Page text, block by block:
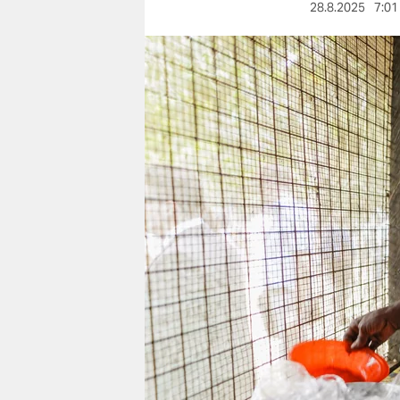
nord
wahrheit
verlag
verlag
veranstaltungen
shop
fragen & hilfe
unterstützen
abo
genossenschaft
28.8.2025